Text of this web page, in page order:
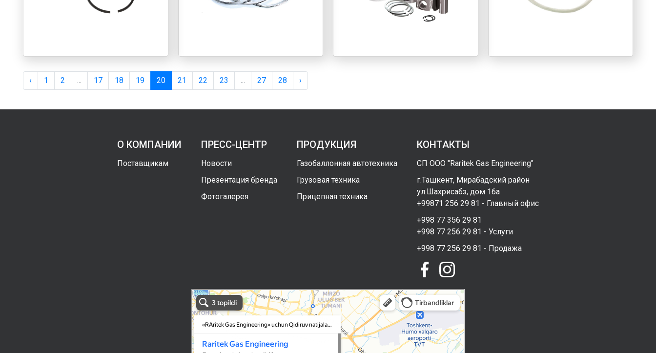
‹ 1 2 ... 17 18 19 20 21 22 23 ... 27 28 ›
О КОМПАНИИ
Поставщикам
ПРЕСС-ЦЕНТР
Новости
Презентация бренда
Фотогалерея
ПРОДУКЦИЯ
Газобаллонная автотехника
Грузовая техника
Прицепная техника
КОНТАКТЫ
СП ООО "Raritek Gas Engineering"
г.Ташкент, Мирабадский район
ул.Шахрисабз, дом 16а
+99871 256 29 81 - Главный офис
+998 77 356 29 81
+998 77 256 29 81 - Услуги
+998 77 256 29 81 - Продажа
RAritek Gas Engineering в Ташкенте
Ташкент